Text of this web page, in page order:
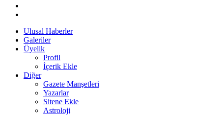
Ulusal Haberler
Galeriler
Üyelik
Profil
İçerik Ekle
Diğer
Gazete Manşetleri
Yazarlar
Sitene Ekle
Astroloji